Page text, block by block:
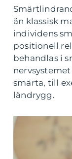
än klassisk
individens
positionell
behandlas i
smärta, till
ländrygg.